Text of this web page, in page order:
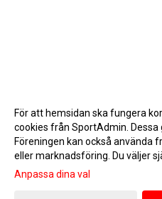
Gå till
För att hemsidan ska fungera
cookies från SportAdmin. Dessa
Föreningen kan också använda
eller marknadsföring. Du väljer
Anpassa dina val